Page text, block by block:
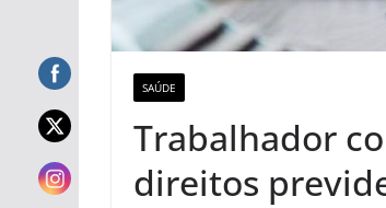
SAÚDE
Trabalhador
direitos